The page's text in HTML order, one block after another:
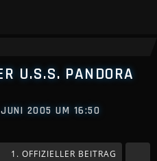
U.S.S. PANDORA
2005 UM 16:50
1. OFFIZIELLER BEITRAG